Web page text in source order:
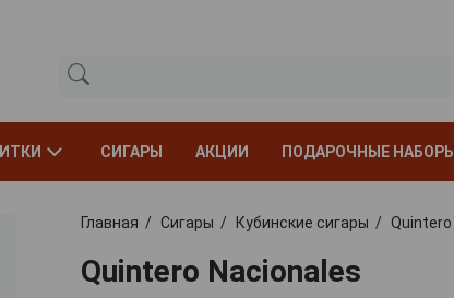
СИГАРЫ АКЦИИ ПОДАРОЧНЫЕ НАБОРЫ
Главная Сигары Кубинские сигары Quintero
Quintero Nacionales